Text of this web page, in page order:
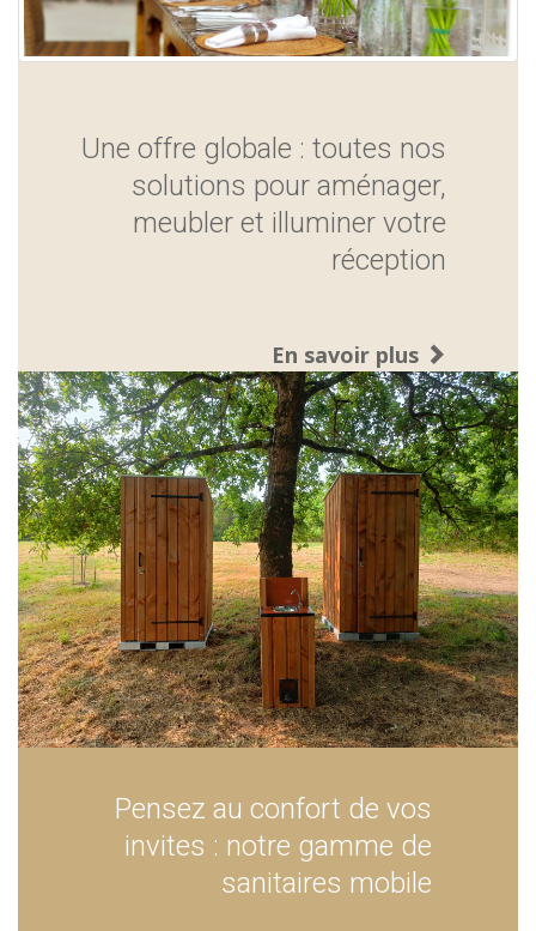
Une offre globale : toutes nos
solutions pour aménager,
meubler et illuminer votre
réception
En savoir plus
Pensez au confort de vos
invites : notre gamme de
sanitaires mobile